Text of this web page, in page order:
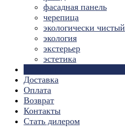
фасадная панель
черепица
экологически чистый
экология
экстерьер
эстетика
Доставка
Оплата
Возврат
Контакты
Стать дилером